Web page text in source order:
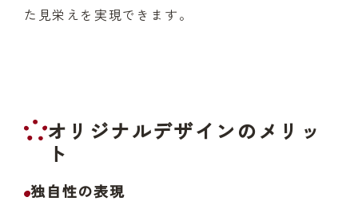
た見栄えを実現できます。
オリジナルデザインのメリッ
ト
独自性の表現